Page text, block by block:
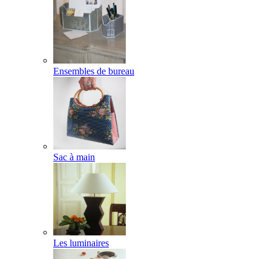
Ensembles de bureau
Sac à main
Les luminaires